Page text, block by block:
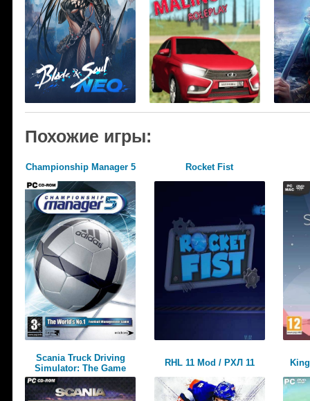
Похожие игры:
Championship Manager 5 Rocket Fist
Scania Truck Driving
Simulator: The Game
RHL 11 Mod / РХЛ 11